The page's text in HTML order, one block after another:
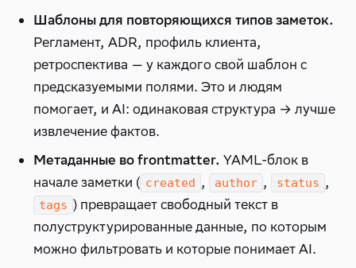
Шаблоны для повторяющихся типов заметок.
Регламент, ADR, профиль клиента,
ретроспектива — у каждого свой шаблон с
предсказуемыми полями. Это и людям
помогает, и AI: одинаковая структура → лучше
извлечение фактов.
Метаданные во frontmatter. YAML-блок в
начале заметки ( created , author , status ,
tags ) превращает свободный текст в
полуструктурированные данные, по которым
можно фильтровать и которые понимает AI.